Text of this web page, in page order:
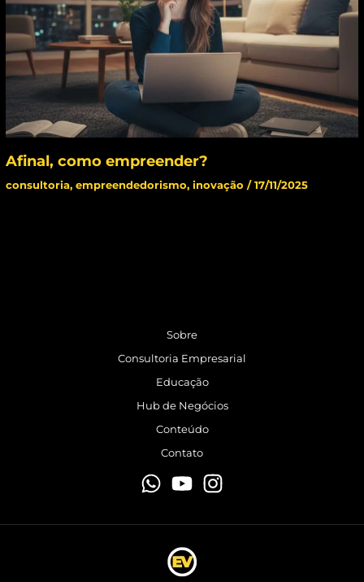
Afinal, como empreender?
consultoria, empreendedorismo, inovação / 17/11/2025
Sobre
Consultoria Empresarial
Educação
Hub de Negócios
Conteúdo
Contato